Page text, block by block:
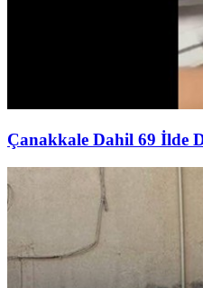
Çanakkale Dahil 69 İlde